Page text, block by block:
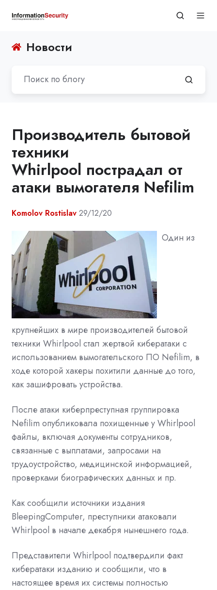
Новости
Производитель бытовой
техники
Whirlpool пострадал от
атаки вымогателя Nefilim
Komolov Rostislav 29/12/20
Один из
крупнейших в мире производителей бытовой
техники Whirlpool стал жертвой кибератаки с
использованием вымогательского ПО Nefilim, в
ходе которой хакеры похитили данные до того,
как зашифровать устройства.
После атаки киберпреступная группировка
Nefilim опубликовала похищенные у Whirlpool
файлы, включая документы сотрудников,
связанные с выплатами, запросами на
трудоустройство, медицинской информацией,
проверками биографических данных и пр.
Как сообщили источники издания
BleepingComputer, преступники атаковали
Whirlpool в начале декабря нынешнего года.
Представители Whirlpool подтвердили факт
кибератаки изданию и сообщили, что в
настоящее время их системы полностью